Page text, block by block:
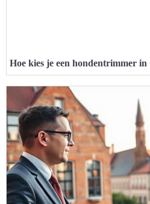
Hoe kies je een hondentrimmer in